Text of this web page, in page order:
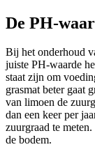
De PH-
Bij het onderhoud
juiste PH-waarde
staat zijn om
grasmat beter gaat
van limoen de
dan een keer per
zuurgraad te
de bodem.